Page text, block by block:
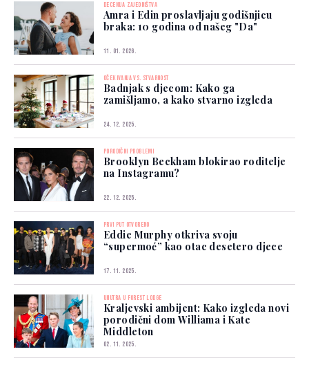
DECENIJA ZAJEDNIŠTVA
Amra i Edin proslavljaju godišnjicu
braka: 10 godina od našeg "Da"
11. 01. 2026.
OČEKIVANJA VS. STVARNOST
Badnjak s djecom: Kako ga
zamišljamo, a kako stvarno izgleda
24. 12. 2025.
PORODIČNI PROBLEMI
Brooklyn Beckham blokirao roditelje
na Instagramu?
22. 12. 2025.
PRVI PUT OTVORENO
Eddie Murphy otkriva svoju
“supermoć” kao otac desetero djece
17. 11. 2025.
UNUTRA U FOREST LODGE
Kraljevski ambijent: Kako izgleda novi
porodični dom Williama i Kate
Middleton
02. 11. 2025.